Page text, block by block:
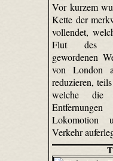
Vor kurzem
Kette der
vollendet,
Flut des
gewordenen
von London
reduzieren,
welche die
Lokomotion
Verkehr